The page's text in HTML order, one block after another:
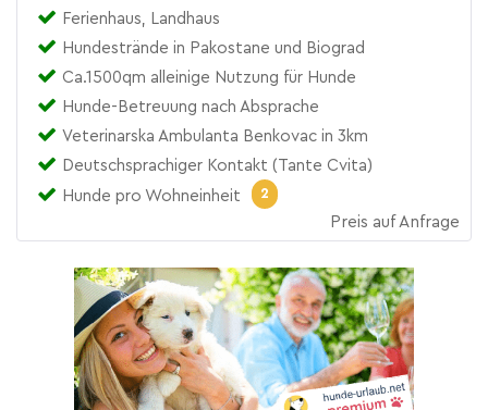
Ferienhaus, Landhaus
Hundestrände in Pakostane und Biograd
Ca.1500qm alleinige Nutzung für Hunde
Hunde-Betreuung nach Absprache
Veterinarska Ambulanta Benkovac in 3km
Deutschsprachiger Kontakt (Tante Cvita)
Hunde pro Wohneinheit
2
Preis auf Anfrage